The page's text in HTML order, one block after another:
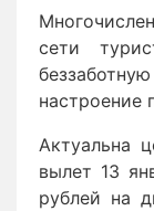
сети
настроение
Актуальна
вылет 13
рублей на